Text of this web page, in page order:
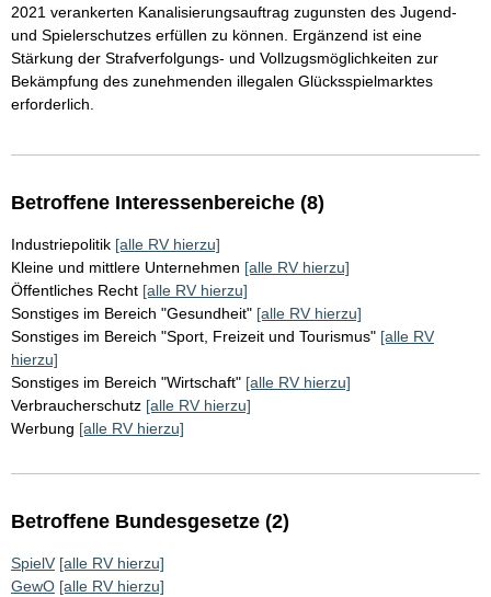
2021 verankerten Kanalisierungsauftrag zugunsten des Jugend-
und Spielerschutzes erfüllen zu können. Ergänzend ist eine
Stärkung der Strafverfolgungs- und Vollzugsmöglichkeiten zur
Bekämpfung des zunehmenden illegalen Glücksspielmarktes
erforderlich.
Betroffene Interessenbereiche (8)
Industriepolitik [alle RV hierzu]
Kleine und mittlere Unternehmen [alle RV hierzu]
Öffentliches Recht [alle RV hierzu]
Sonstiges im Bereich "Gesundheit" [alle RV hierzu]
Sonstiges im Bereich "Sport, Freizeit und Tourismus" [alle RV
hierzu]
Sonstiges im Bereich "Wirtschaft" [alle RV hierzu]
Verbraucherschutz [alle RV hierzu]
Werbung [alle RV hierzu]
Betroffene Bundesgesetze (2)
SpielV [alle RV hierzu]
GewO [alle RV hierzu]